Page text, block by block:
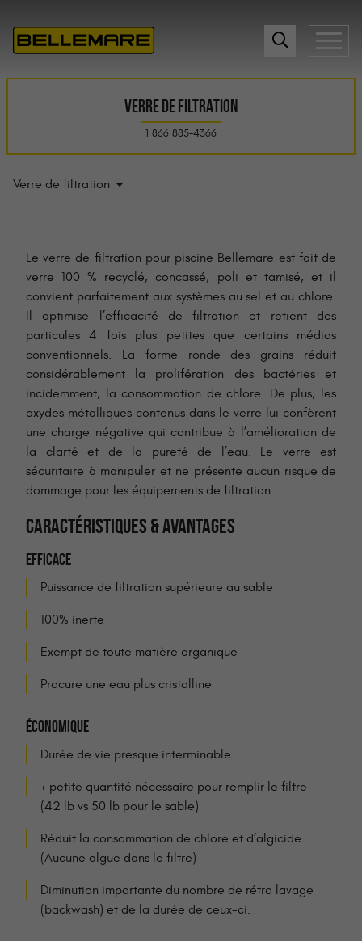
VERRE DE FILTRATION
1 866 885-4366
Verre de filtration
Le verre de filtration pour piscine Bellemare est fait de
verre 100 % recyclé, concassé, poli et tamisé, et il
convient parfaitement aux systèmes au sel et au chlore.
Il optimise l’efficacité de filtration et retient des
particules 4 fois plus petites que certains médias
conventionnels. La forme ronde des grains réduit
considérablement la prolifération des bactéries et
incidemment, la consommation de chlore. De plus, les
oxydes métalliques contenus dans le verre lui confèrent
une charge négative qui contribue à l’amélioration de
la clarté et de la pureté de l’eau. Le verre est
sécuritaire à manipuler et ne présente aucun risque de
dommage pour les équipements de filtration.
CARACTÉRISTIQUES & AVANTAGES
EFFICACE
Puissance de filtration supérieure au sable
100% inerte
Exempt de toute matière organique
Procure une eau plus cristalline
ÉCONOMIQUE
Durée de vie presque interminable
+ petite quantité nécessaire pour remplir le filtre
(42 lb vs 50 lb pour le sable)
Réduit la consommation de chlore et d’algicide
(Aucune algue dans le filtre)
Diminution importante du nombre de rétro lavage
(backwash) et de la durée de ceux-ci.